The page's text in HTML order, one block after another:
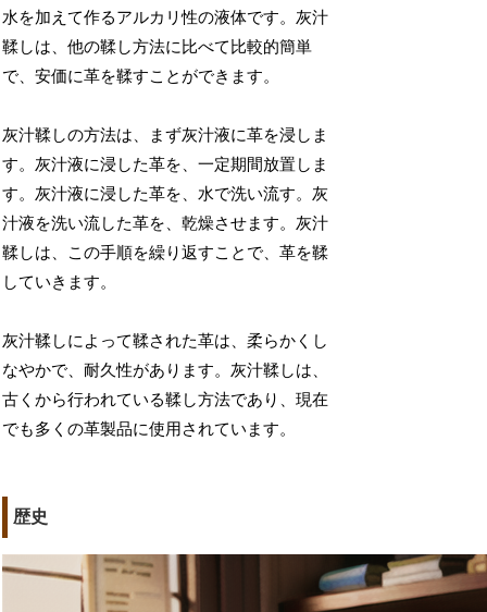
水を加えて作るアルカリ性の液体です。灰汁
鞣しは、他の鞣し方法に比べて比較的簡単
で、安価に革を鞣すことができます。
灰汁鞣しの方法は、まず灰汁液に革を浸しま
す。灰汁液に浸した革を、一定期間放置しま
す。灰汁液に浸した革を、水で洗い流す。灰
汁液を洗い流した革を、乾燥させます。灰汁
鞣しは、この手順を繰り返すことで、革を鞣
していきます。
灰汁鞣しによって鞣された革は、柔らかくし
なやかで、耐久性があります。灰汁鞣しは、
古くから行われている鞣し方法であり、現在
でも多くの革製品に使用されています。
歴史